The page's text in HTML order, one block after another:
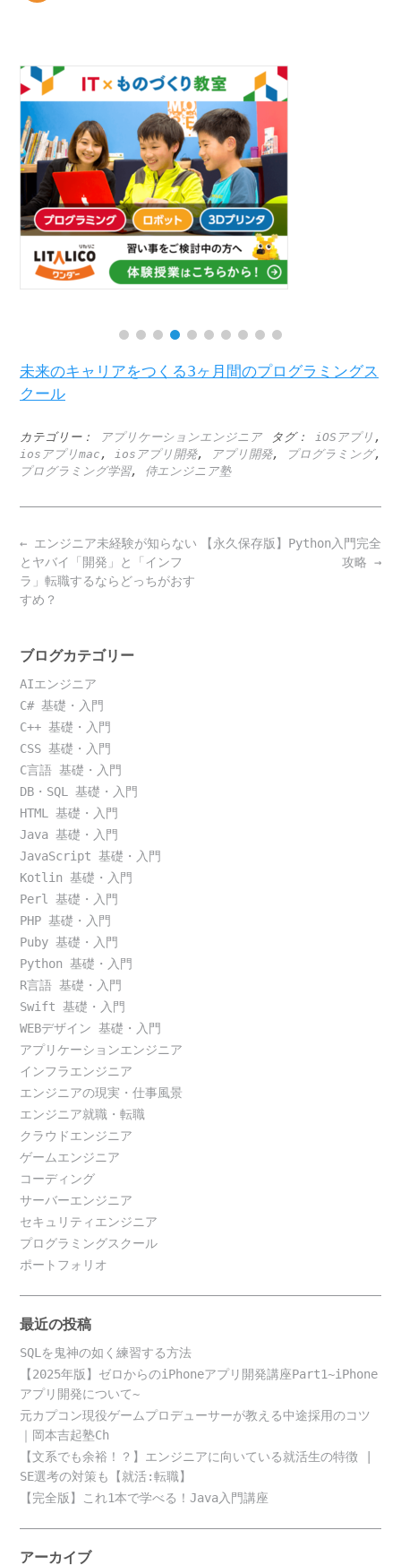
未来のキャリアをつくる3ヶ月間のプログラミングス
クール
カテゴリー： アプリケーションエンジニア タグ： iOSアプリ ,
iosアプリmac , iosアプリ開発, アプリ開発, プログラミング,
プログラミング学習, 侍エンジニア塾
Post
navigation
【永久保存版】Python入門完全
攻略 →
← エンジニア未経験が知らない
とヤバイ「開発」と「インフ
ラ」転職するならどっちがおす
すめ？
ブログカテゴリー
AIエンジニア
C# 基礎・入門
C++ 基礎・入門
CSS 基礎・入門
C言語 基礎・入門
DB・SQL 基礎・入門
HTML 基礎・入門
Java 基礎・入門
JavaScript 基礎・入門
Kotlin 基礎・入門
Perl 基礎・入門
PHP 基礎・入門
Puby 基礎・入門
Python 基礎・入門
R言語 基礎・入門
Swift 基礎・入門
WEBデザイン 基礎・入門
アプリケーションエンジニア
インフラエンジニア
エンジニアの現実・仕事風景
エンジニア就職・転職
クラウドエンジニア
ゲームエンジニア
コーディング
サーバーエンジニア
セキュリティエンジニア
プログラミングスクール
ポートフォリオ
最近の投稿
SQLを鬼神の如く練習する方法
【2025年版】ゼロからのiPhoneアプリ開発講座Part1~iPhone
アプリ開発について~
元カプコン現役ゲームプロデューサーが教える中途採用のコツ
｜岡本吉起塾Ch
【文系でも余裕！？】エンジニアに向いている就活生の特徴 |
SE選考の対策も【就活:転職】
【完全版】これ1本で学べる！Java入門講座
アーカイブ